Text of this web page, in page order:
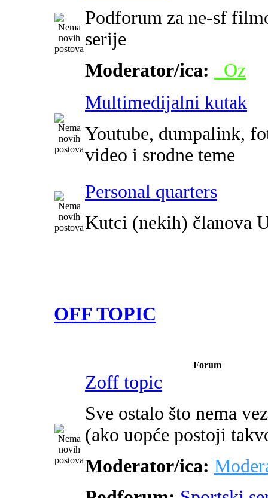
Podforum za ne-sf
serije
Moderator/ica:
_Oz
Multimedijalni kutak
Youtube, dumpalink,
video i srodne teme
Personal quarters
Kutci (nekih) članova
OFF TOPIC
Forum
Zoff topic
Sve ostalo što nema
(ako uopće postoji
Moderator/ica: